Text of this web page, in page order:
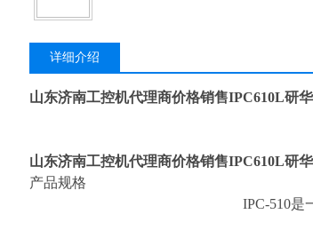
详细介绍
山东济南工控机代理商价格销售IPC610L研华
山东济南工控机代理商价格销售IPC610L研华
产品规格
IPC-510是